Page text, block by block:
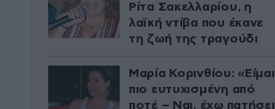
Ρίτα Σακελλαρίου, η
λαϊκή ντίβα που έκανε
τη ζωή της τραγούδι
Μαρία Κορινθίου: «Είμαι
πιο ευτυχισμένη από
ποτέ – Ναι, έχω πατήσει